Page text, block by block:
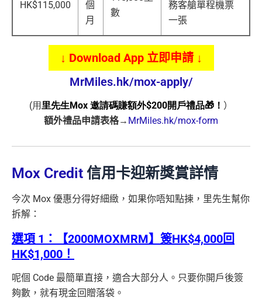
HK$115,000
個
月
數
務客艙單程機票
一張
↓ Download App 立即申請 ↓
MrMiles.hk/mox-apply/
(用里先生Mox 邀請碼賺額外$200開戶禮品🎁！ ）
額外禮品申請表格→ MrMiles.hk/mox-form
Mox Credit 信用卡迎新獎賞詳情
今次 Mox 優惠分得好細緻，如果你唔知點揀，里先生幫你
拆解：
選項 1：【2000MOXMRM】簽HK$4,000回
HK$1,000！
呢個 Code 最簡單直接，適合大部分人。只要你開戶後簽
夠數，就有現金回贈落袋。